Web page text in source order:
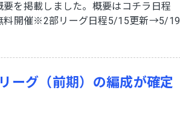
を掲載しました。概要はコチラ日程
料開催※2部リーグ日程5/15更新→5/19
ーグ（前期）の編成が確定